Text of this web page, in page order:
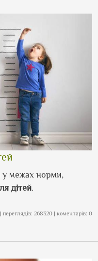
у межах норми,
дітей.
268320 | коментарів: 0